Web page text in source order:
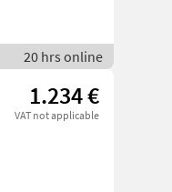
20 hrs online
1.234 €
VAT not applicable